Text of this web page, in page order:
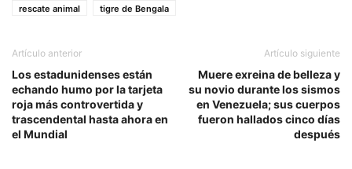
rescate animal
tigre de Bengala
Artículo anterior
Los estadunidenses están
echando humo por la tarjeta
roja más controvertida y
trascendental hasta ahora en
el Mundial
Artículo siguiente
Muere exreina de belleza y
su novio durante los sismos
en Venezuela; sus cuerpos
fueron hallados cinco días
después